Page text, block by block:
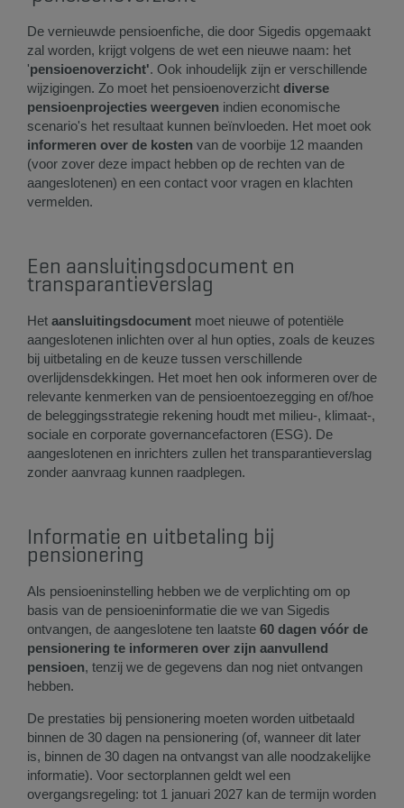
De vernieuwde pensioenfiche, die door Sigedis opgemaakt
zal worden, krijgt volgens de wet een nieuwe naam: het
'pensioenoverzicht'. Ook inhoudelijk zijn er verschillende
wijzigingen. Zo moet het pensioenoverzicht diverse
pensioenprojecties weergeven indien economische
scenario's het resultaat kunnen beïnvloeden. Het moet ook
informeren over de kosten van de voorbije 12 maanden
(voor zover deze impact hebben op de rechten van de
aangeslotenen) en een contact voor vragen en klachten
vermelden.
Een aansluitingsdocument en
transparantieverslag
Het aansluitingsdocument moet nieuwe of potentiële
aangeslotenen inlichten over al hun opties, zoals de keuzes
bij uitbetaling en de keuze tussen verschillende
overlijdensdekkingen. Het moet hen ook informeren over de
relevante kenmerken van de pensioentoezegging en of/hoe
de beleggingsstrategie rekening houdt met milieu-, klimaat-,
sociale en corporate governancefactoren (ESG). De
aangeslotenen en inrichters zullen het transparantieverslag
zonder aanvraag kunnen raadplegen.
Informatie en uitbetaling bij
pensionering
Als pensioeninstelling hebben we de verplichting om op
basis van de pensioeninformatie die we van Sigedis
ontvangen, de aangeslotene ten laatste 60 dagen vóór de
pensionering te informeren over zijn aanvullend
pensioen, tenzij we de gegevens dan nog niet ontvangen
hebben.
De prestaties bij pensionering moeten worden uitbetaald
binnen de 30 dagen na pensionering (of, wanneer dit later
is, binnen de 30 dagen na ontvangst van alle noodzakelijke
informatie). Voor sectorplannen geldt wel een
overgangsregeling: tot 1 januari 2027 kan de termijn worden